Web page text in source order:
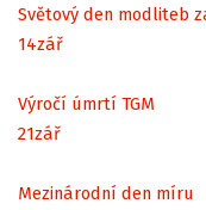
Světový den modliteb
14zář
Výročí úmrtí TGM
21zář
Mezinárodní den míru